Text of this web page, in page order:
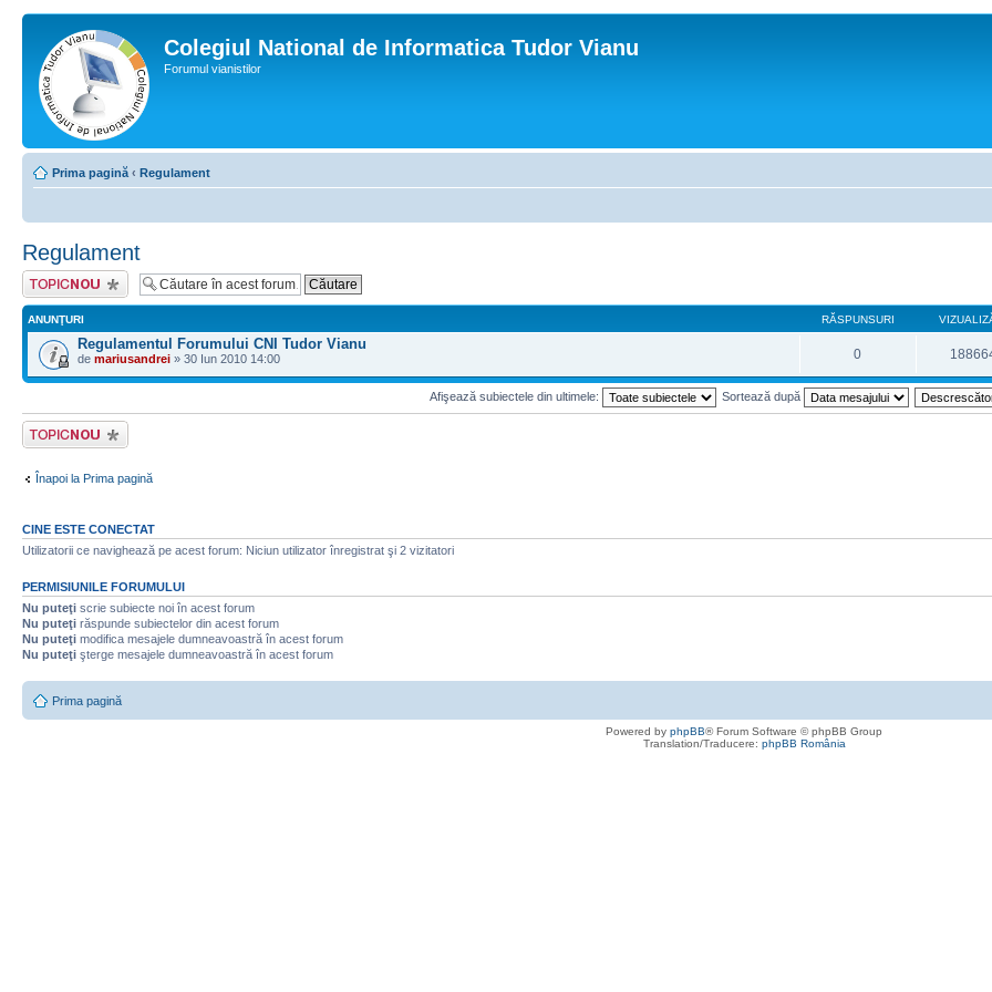
Colegiul National de Informatica Tudor Vianu
Forumul vianistilor
Prima pagină ‹ Regulament
Regulament
Scrie un subiect
nou
ANUNŢURI RĂSPUNSURI
Regulamentul Forumului CNI Tudor Vianu
de mariusandrei » 30 Iun 2010 14:00 0
Afişează subiectele din ultimele: Sortează după
Scrie un subiect
nou
Înapoi la Prima pagină
CINE ESTE CONECTAT
Utilizatorii ce navighează pe acest forum: Niciun utilizator înregistrat şi 2 vizitatori
PERMISIUNILE FORUMULUI
Nu puteţi scrie subiecte noi în acest forum
Nu puteţi răspunde subiectelor din acest forum
Nu puteţi modifica mesajele dumneavoastră în acest forum
Nu puteţi şterge mesajele dumneavoastră în acest forum
Prima pagină
Powered by phpBB® Forum Software © phpBB Group
Translation/Traducere: phpBB România